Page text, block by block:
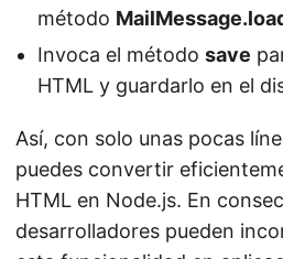
método
Invoca el método save
HTML y guardarlo en el
Así, con solo unas pocas
puedes convertir
HTML en Node.js. En
desarrolladores pueden